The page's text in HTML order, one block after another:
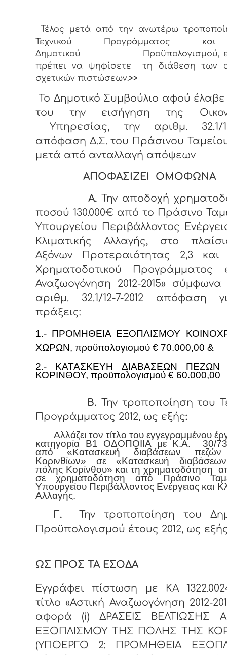
Τέλος μετά από την ανωτέρω
Τεχνικού Προγράμματος
Δημοτικού Προϋπολογισμού,
πρέπει να ψηφίσετε τη διάθεση των
σχετικών πιστώσεων.>>
Το Δημοτικό Συμβούλιο αφού
του την εισήγηση της
Υπηρεσίας, την αριθμ. 32.1/12-
απόφαση Δ.Σ. του Πράσινου
μετά από ανταλλαγή απόψεων
ΑΠΟΦΑΣΙΖΕΙ ΟΜΟΦΩΝΑ
Α. Την αποδοχή
ποσού 130.000€ από το Πράσινο
Υπουργείου Περιβάλλοντος
Κλιματικής Αλλαγής, στο
Αξόνων Προτεραιότητας 2,3
Χρηματοδοτικού Προγράμματος
Αναζωογόνηση 2012-2015»
αριθμ. 32.1/12-7-2012 απόφαση
πράξεις:
1.- ΠΡΟΜΗΘΕΙΑ ΕΞΟΠΛΙΣΜΟΥ
ΧΩΡΩΝ, προϋπολογισμού € 70.000,00 &
2.- ΚΑΤΑΣΚΕΥΗ ΔΙΑΒΑΣΕΩΝ ΠΕΖΩΝ
ΚΟΡΙΝΘΟΥ, προϋπολογισμού € 60.000,00
Β. Την τροποποίηση του
Προγράμματος 2012, ως εξής:
Αλλάζει τον τίτλο του εγγεγραμμένου
κατηγορία Β1 ΟΔΟΠΟΙΙΑ με Κ.Α. 30/
από «Κατασκευή διαβάσεων
Κορινθίων» σε «Κατασκευή
πόλης Κορίνθου» και τη χρηματοδότηση
σε χρηματοδότηση από Πράσινο
Υπουργείου Περιβάλλοντος Ενέργειας και
Αλλαγής.
Γ. Την τροποποίηση του
Προϋπολογισμού έτους 2012, ως
ΩΣ ΠΡΟΣ ΤΑ ΕΣΟΔΑ
Εγγράφει πίστωση με ΚΑ
τίτλο «Αστική Αναζωογόνηση 2012-
αφορά (i) ΔΡΑΣΕΙΣ ΒΕΛΤΙΩΣΗΣ
ΕΞΟΠΛΙΣΜΟΥ ΤΗΣ ΠΟΛΗΣ ΤΗΣ
(ΥΠΟΕΡΓΟ 2: ΠΡΟΜΗΘΕΙΑ